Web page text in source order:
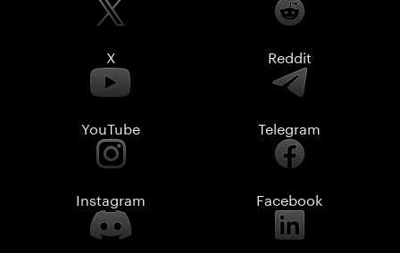
X Reddit
YouTube Telegram
Instagram Facebook